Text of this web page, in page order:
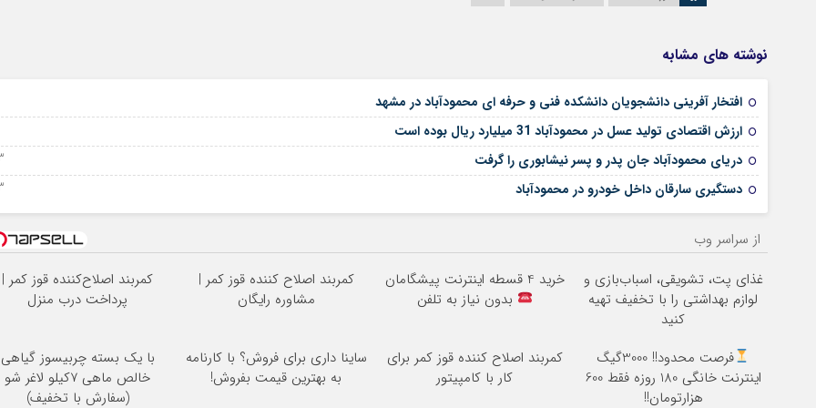
نوشته های مشابه
افتخار آفرینی دانشجویان دانشکده فنی و حرفه ای محمودآباد در مشهد
ارزش اقتصادی تولید عسل در محمودآباد 31 میلیارد ریال بوده است
دریای محمودآباد جان پدر و پسر نیشابوری را گرفت 23
دستگیری سارقان داخل خودرو در محمودآباد 23
از سراسر وب
غذای پت، تشویقی، اسباب‌بازی و
لوازم بهداشتی را با تخفیف تهیه
کنید
خرید 4 قسطه اینترنت پیشگامان
بدون نیاز به تلفن
کمربند اصلاح کننده قوز کمر |
مشاوره رایگان
کمربند اصلاح‌کننده قوز کمر |
پرداخت درب منزل
فرصت محدود!! 3000گیگ
اینترنت خانگی 180 روزه فقط 600
هزارتومان!!
کمربند اصلاح کننده قوز کمر برای
کار با کامپیتور
ساینا داری برای فروش؟ با کارنامه
به بهترین قیمت بفروش!
با یک بسته چربیسوز گیاهی
خالص ماهی 7کیلو لاغر شو
(سفارش با تخفیف)